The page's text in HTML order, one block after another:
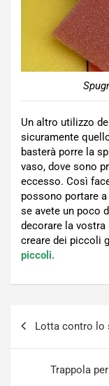
Un altro utilizzo
sicuramente
basterà porre la
vaso, dove sono
eccesso. Così
possono portare
se avete un poco
decorare la
creare dei piccoli
piccoli.
Lotta contro lo
Trappola